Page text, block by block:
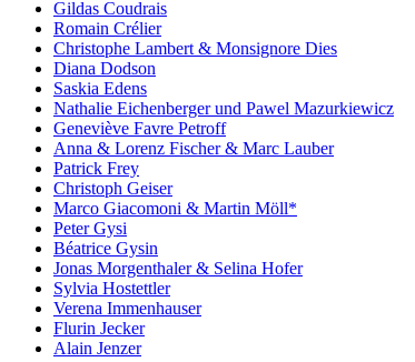
Gildas Coudrais
Romain Crélier
Christophe Lambert & Monsignore Dies
Diana Dodson
Saskia Edens
Nathalie Eichenberger und Pawel Mazurkiewicz
Geneviève Favre Petroff
Anna & Lorenz Fischer & Marc Lauber
Patrick Frey
Christoph Geiser
Marco Giacomoni & Martin Möll*
Peter Gysi
Béatrice Gysin
Jonas Morgenthaler & Selina Hofer
Sylvia Hostettler
Verena Immenhauser
Flurin Jecker
Alain Jenzer